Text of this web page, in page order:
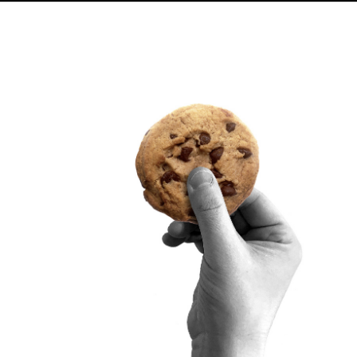
Beskrivning av handlingsoffentligheten
Sitra’s digitala kommunikation och webbtjänster